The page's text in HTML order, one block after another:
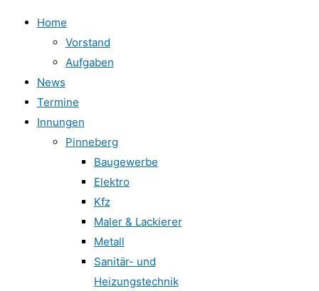
Home
Vorstand
Aufgaben
News
Termine
Innungen
Pinneberg
Baugewerbe
Elektro
Kfz
Maler & Lackierer
Metall
Sanitär- und
Heizungstechnik